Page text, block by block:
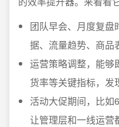
团队早会、月度复盘
据、流量趋势、商品
运营策略调整，能够
货率等关键指标，发
活动大促期间，比
让管理层和一线运营